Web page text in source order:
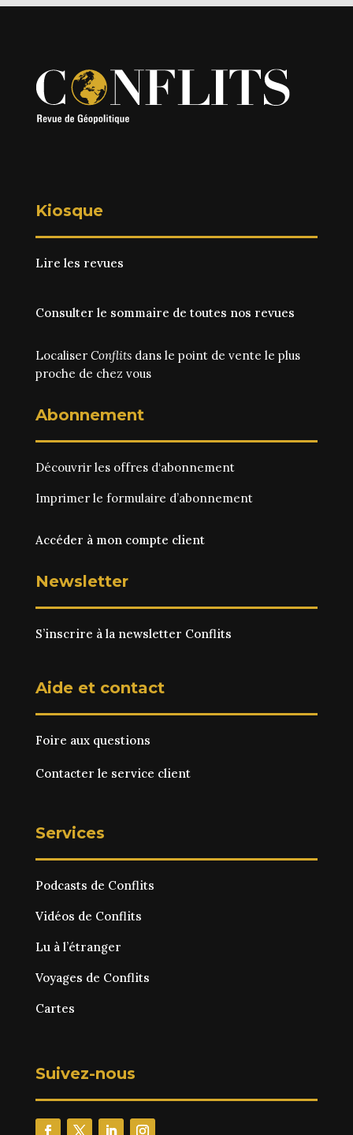
Kiosque
Lire les revues
Consulter le sommaire de toutes nos revues
Localiser Conflitsdans le point de vente le plus
proche de chez vous
Abonnement
Découvrir les offres d‘abonnement
Imprimer le formulaire d’abonnement
Accéder à mon compte client
Newsletter
S’inscrire à la newsletter Conflits
Aide et contact
Foire aux questions
Contacter le service client
Services
Podcasts de Conflits
Vidéos de Conflits
Lu à l’étranger
Voyages de Conflits
Cartes
Suivez-nous